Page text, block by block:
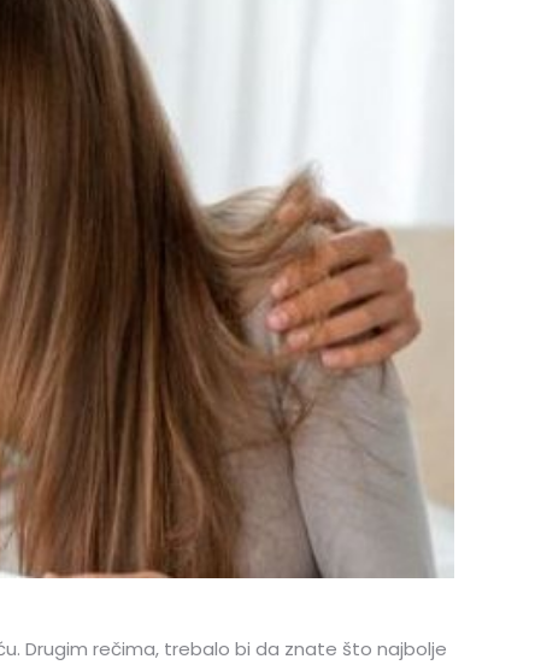
Drugim rečima, trebalo bi da znate što najbolje